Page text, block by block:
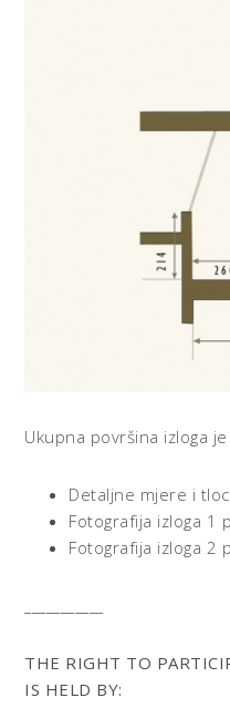
Ukupna površina izloga je
Detaljne mjere i
Fotografija izloga 1
Fotografija izloga 2
THE RIGHT TO
IS HELD BY: